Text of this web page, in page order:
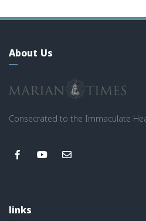
About Us
Consecrated to the Immaculate
links